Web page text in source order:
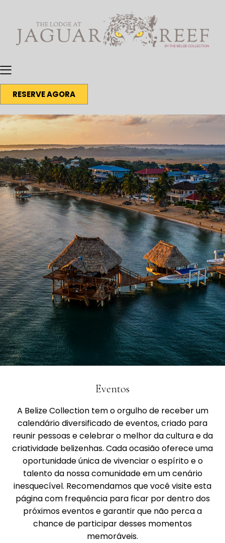
RESERVE AGORA
Eventos
A Belize Collection tem o orgulho de receber um
calendário diversificado de eventos, criado para
reunir pessoas e celebrar o melhor da cultura e da
criatividade belizenhas. Cada ocasião oferece uma
oportunidade única de vivenciar o espírito e o
talento da nossa comunidade em um cenário
inesquecível. Recomendamos que você visite esta
página com frequência para ficar por dentro dos
próximos eventos e garantir que não perca a
chance de participar desses momentos
memoráveis.